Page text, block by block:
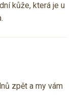
kůže, která je u
zpět a my vám